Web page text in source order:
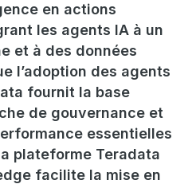
en actions
les agents IA à un
et à des données
l’adoption des agents
fournit la base
de gouvernance et
essentielles
plateforme Teradata
facilite la mise en